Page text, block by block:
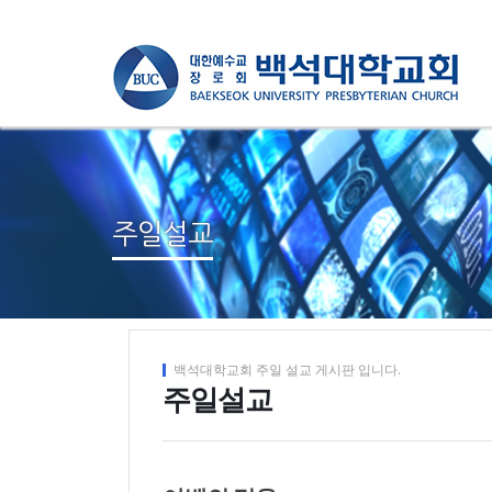
주일설교
백석대학교회 주일 설교 게시판 입니다.
주일설교